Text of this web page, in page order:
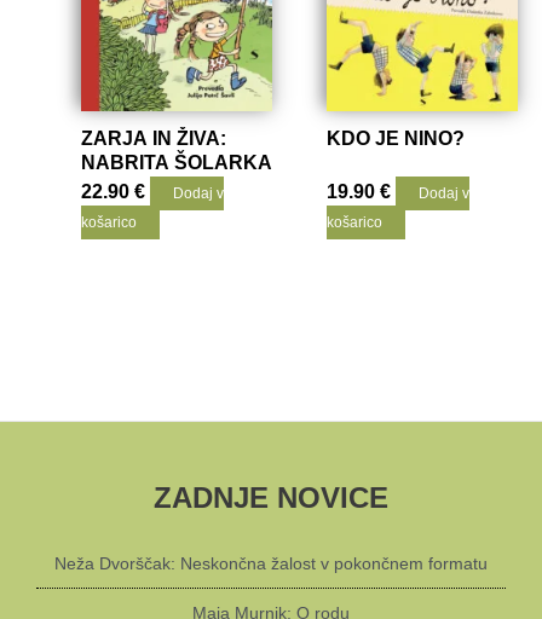
ZARJA IN ŽIVA:
NABRITA ŠOLARKA
22.90€
Dodaj v
košarico
KDO JE NINO?
19.90€
Dodaj v
košarico
ZADNJE NOVICE
Neža Dvorščak: Neskončna žalost v pokončnem formatu
Maja Murnik: O rodu